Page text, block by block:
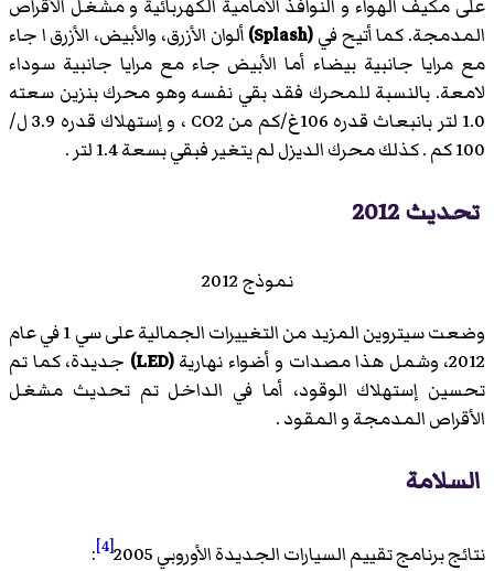
على مكيف الهواء و النوافذ الأمامية الكهربائية و مشغل الأقراص
المدمجة. كما أتيح في(Splash)
ألوان الأزرق، والأبيض، الأزرق ا جاء
مع مرايا جانبية بيضاء أما الأبيض جاء مع مرايا جانبية سوداء
لامعة. بالنسبة للمحرك فقد بقي نفسه وهو محرك بنزين سعته
1.0 لتر بانبعاث قدره 106غ/كم من CO2 ، و إستهلاك قدره 3.9 ل/
100 كم . كذلك محرك الديزل لم يتغير فبقي بسعة 1.4 لتر .
تحديث 2012
نموذج 2012
وضعت سيتروين المزيد من التغييرات الجمالية على سي 1 في عام
2012، وشمل هذا مصدات و أضواء نهارية
(LED)
جديدة، كما تم
تحسين إستهلاك الوقود، أما في الداخل تم تحديث مشغل
الأقراص المدمجة و المقود .
السلامة
نتائج برنامج تقييم السيارات الجديدة الأوروبي 2005 [4]
: